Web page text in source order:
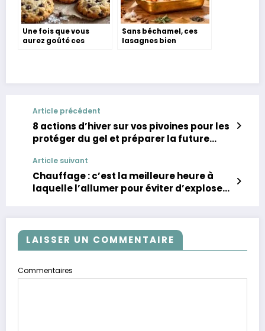
Une fois que vous
aurez goûté ces
Sans béchamel, ces
lasagnes bien
Article précédent
8 actions d’hiver sur vos pivoines pour les
protéger du gel et préparer la future
Article suivant
Chauffage : c’est la meilleure heure à
laquelle l’allumer pour éviter d’exploser
LAISSER UN COMMENTAIRE
Commentaires